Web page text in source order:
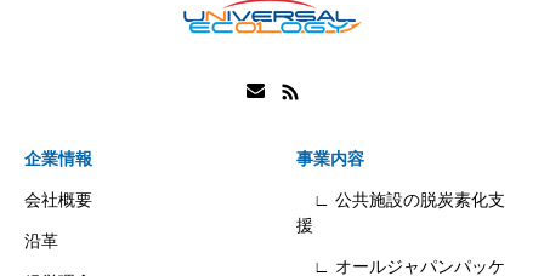
企業情報
会社概要
沿革
事業内容
∟ 公共施設の脱炭素化支
援
∟ オールジャパンパッケ